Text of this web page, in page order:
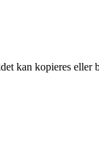
kan kopieres eller